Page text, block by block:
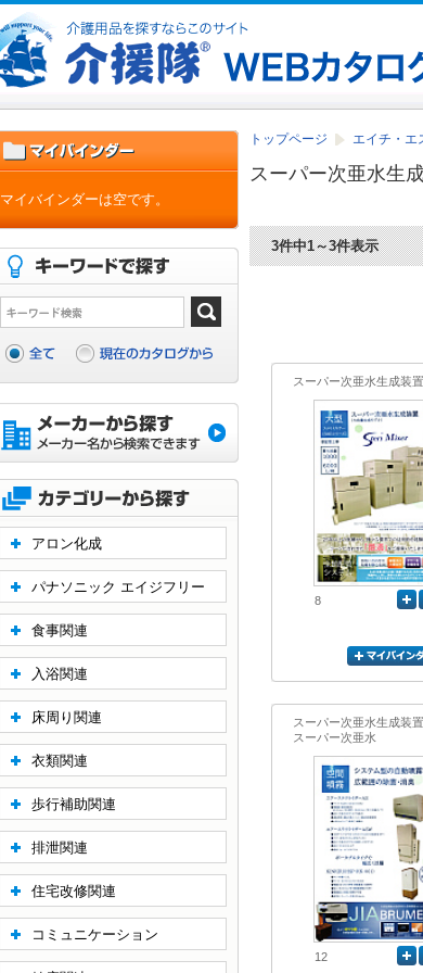
トップページ エイチ・
スーパー次亜水生
3件中1～3件表示
スーパー次亜水生成装置
8
スーパー次亜水生成装置
スーパー次亜水
12
マイバインダーは空です。
アロン化成
パナソニック エイジフリー
食事関連
入浴関連
床周り関連
衣類関連
歩行補助関連
排泄関連
住宅改修関連
コミュニケーション